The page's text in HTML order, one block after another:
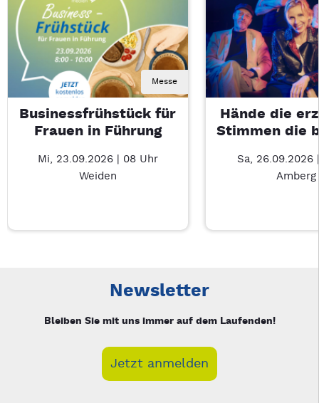
Messe
Businessfrühstück für
Frauen in Führung
Mi, 23.09.2026 | 08 Uhr
Weiden
Hände die
Stimmen die
Sa, 26.09.2026
Amberg
Newsletter
Bleiben Sie mit uns immer auf dem Laufenden!
Jetzt anmelden